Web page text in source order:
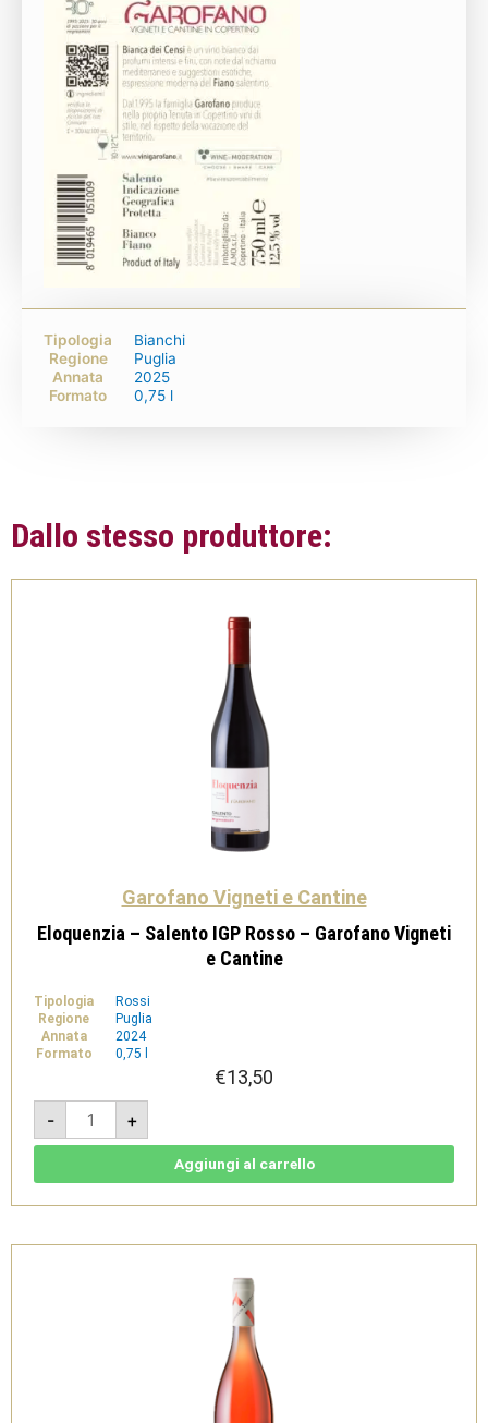
Tipologia
Bianchi
Regione
Puglia
Annata
2025
Formato
0,75 l
Dallo stesso produttore:
Garofano Vigneti e Cantine
Eloquenzia – Salento IGP Rosso – Garofano Vigneti
e Cantine
Tipologia
Rossi
Regione
Puglia
Annata
2024
Formato
0,75 l
€13,50
-
Eloquenzia
Salento
IGP
Vigneti
quantità
+
Aggiungi al carrello